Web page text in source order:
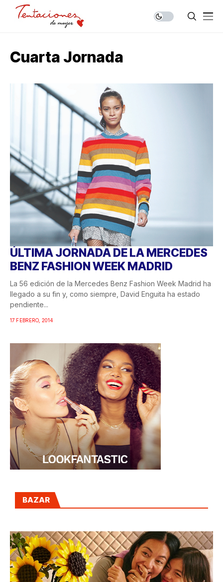
Cuarta Jornada
ÚLTIMA JORNADA DE LA MERCEDES
BENZ FASHION WEEK MADRID
La 56 edición de la Mercedes Benz Fashion Week Madrid ha
llegado a su fin y, como siempre, David Enguita ha estado
pendiente...
17 FEBRERO, 2014
BAZAR